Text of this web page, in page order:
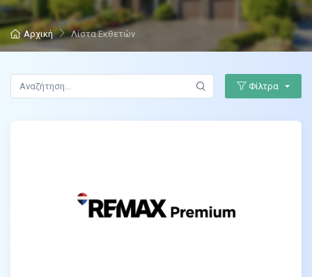
Αρχική Λίστα Εκθετών
Φίλτρα